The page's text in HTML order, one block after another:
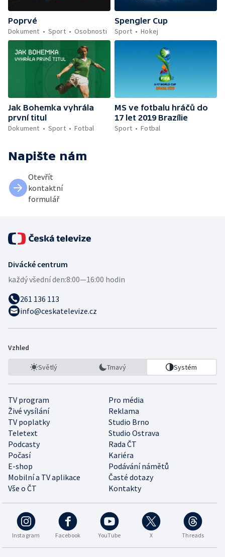
Poprvé
Dokument
Sport Osobnosti
Spengler Cup
Sport
Hokej
Jak Bohemka vyhrála
první titul
Dokument
Sport Fotbal
MS ve fotbalu hráčů do
17 let 2019 Brazílie
Sport
Fotbal
Napište nám
Otevřít
kontaktní
formulář
Divácké centrum
každý všední den:8:00—16:00 hodin
261 136 113
info@ceskatelevize.cz
Vzhled
Světlý Tmavý Systém
TV program
Pro média
Živé vysílání
Reklama
TV poplatky
Studio Brno
Teletext
Studio Ostrava
Podcasty
Rada ČT
Počasí
Kariéra
E-shop
Podávání námětů
Mobilní a TV aplikace
Časté dotazy
Vše o ČT
Kontakty
Instagram Facebook YouTube X Threads